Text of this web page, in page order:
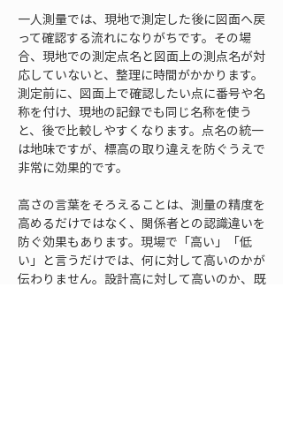
一人測量では、現地で測定した後に図面へ戻
って確認する流れになりがちです。その場
合、現地での測定点名と図面上の測点名が対
応していないと、整理に時間がかかります。
測定前に、図面上で確認したい点に番号や名
称を付け、現地の記録でも同じ名称を使う
と、後で比較しやすくなります。点名の統一
は地味ですが、標高の取り違えを防ぐうえで
非常に効果的です。
高さの言葉をそろえることは、測量の精度を
高めるだけではなく、関係者との認識違いを
防ぐ効果もあります。現場で「高い」「低
い」と言うだけでは、何に対して高いのかが
伝わりません。設計高に対して高いのか、既